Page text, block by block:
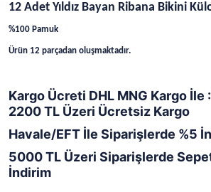
12 Adet Yıldız Bayan Ribana Bikini
%100 Pamuk
Ürün 12 parçadan oluşmaktadır.
Kargo Ücreti DHL MNG Kargo İle
2200 TL Üzeri Ücretsiz Kargo
Havale/EFT İle Siparişlerde %5
5000 TL Üzeri Siparişlerde
İndirim